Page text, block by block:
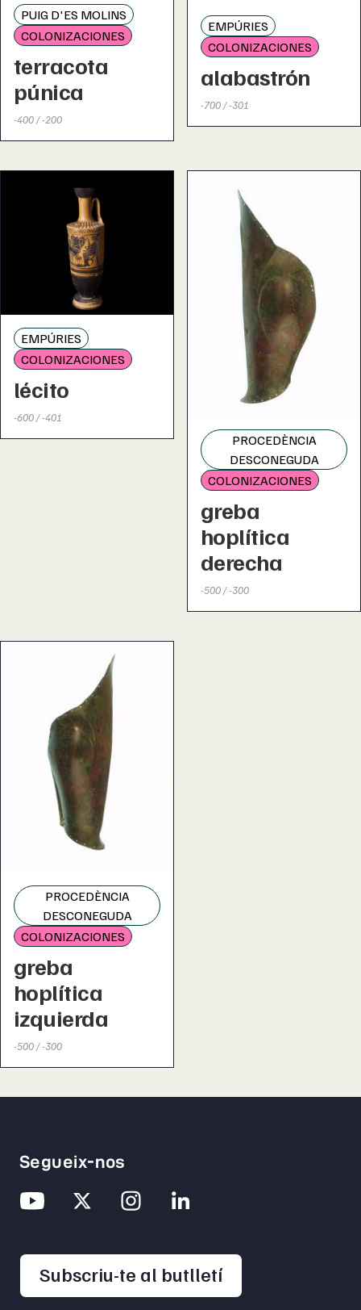
PUIG D'ES MOLINS
COLONIZACIONES
terracota
púnica
-400 / -200
EMPÚRIES
COLONIZACIONES
alabastrón
-700 / -301
EMPÚRIES
COLONIZACIONES
lécito
-600 / -401
PROCEDÈNCIA
DESCONEGUDA
COLONIZACIONES
greba
hoplítica
derecha
-500 / -300
PROCEDÈNCIA
DESCONEGUDA
COLONIZACIONES
greba
hoplítica
izquierda
-500 / -300
Segueix-nos
Subscriu-te al butlletíopens in a new